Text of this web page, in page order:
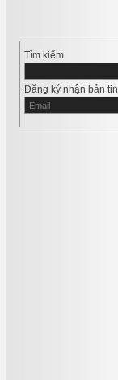
Tìm kiếm
Đăng ký nhận bản tin